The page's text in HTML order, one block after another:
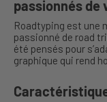
passionnés de
Roadtyping est une
passionné de road
été pensés pour
graphique qui rend